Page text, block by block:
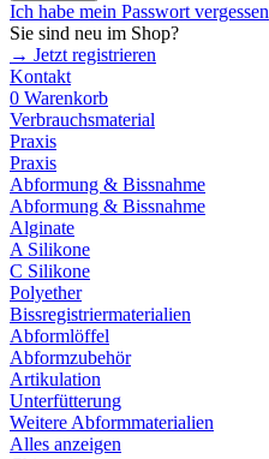
Ich habe mein Passwort vergessen
Sie sind neu im Shop?
→ Jetzt registrieren
Kontakt
0 Warenkorb
Verbrauchsmaterial
Praxis
Praxis
Abformung & Bissnahme
Abformung & Bissnahme
Alginate
A Silikone
C Silikone
Polyether
Bissregistriermaterialien
Abformlöffel
Abformzubehör
Artikulation
Unterfütterung
Weitere Abformmaterialien
Alles anzeigen